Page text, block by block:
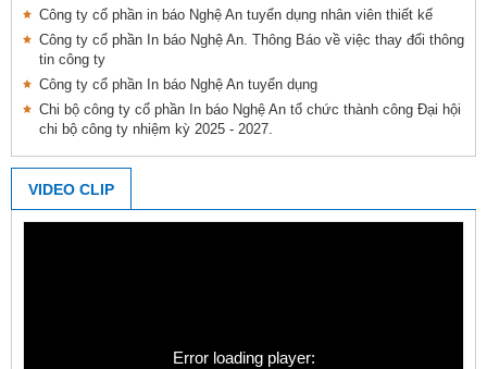
Công ty cổ phần in báo Nghệ An tuyển dụng nhân viên thiết kế
Công ty cổ phần In báo Nghệ An. Thông Báo về việc thay đổi thông
tin công ty
Công ty cổ phần In báo Nghệ An tuyển dụng
Chi bộ công ty cổ phần In báo Nghệ An tổ chức thành công Đại hội
chi bộ công ty nhiệm kỳ 2025 - 2027.
VIDEO CLIP
Error loading player: